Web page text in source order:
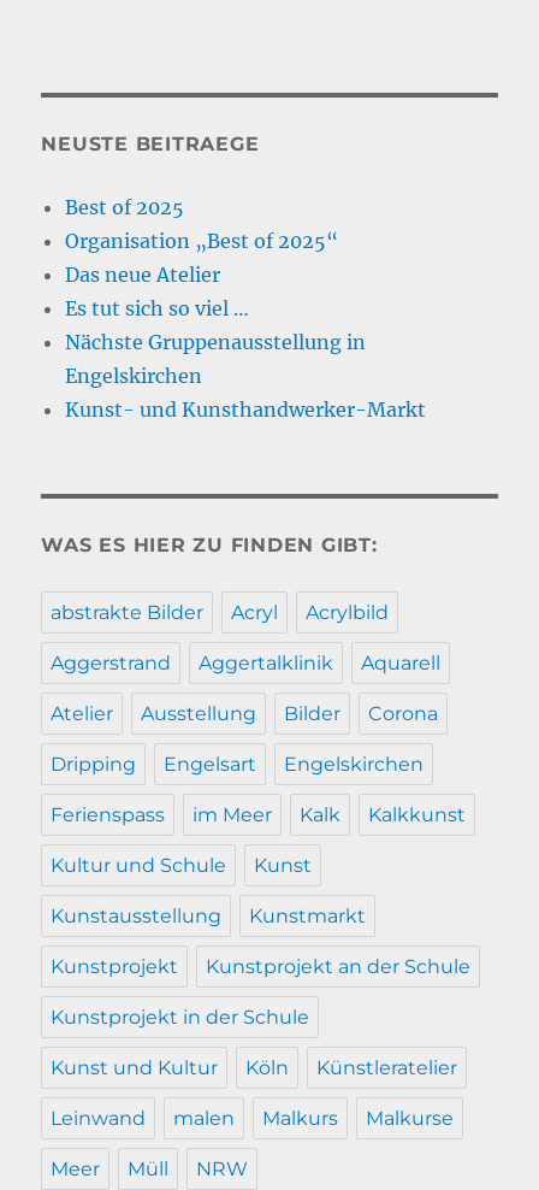
NEUSTE BEITRAEGE
Best of 2025
Organisation „Best of 2025“
Das neue Atelier
Es tut sich so viel …
Nächste Gruppenausstellung in
Engelskirchen
Kunst- und Kunsthandwerker-Markt
WAS ES HIER ZU FINDEN GIBT:
abstrakte Bilder Acryl Acrylbild
Aggerstrand Aggertalklinik Aquarell
Atelier Ausstellung Bilder Corona
Dripping Engelsart Engelskirchen
Ferienspass im Meer Kalk Kalkkunst
Kultur und Schule Kunst
Kunstausstellung Kunstmarkt
Kunstprojekt Kunstprojekt an der Schule
Kunstprojekt in der Schule
Kunst und Kultur Köln Künstleratelier
Leinwand malen Malkurs Malkurse
Meer Müll NRW